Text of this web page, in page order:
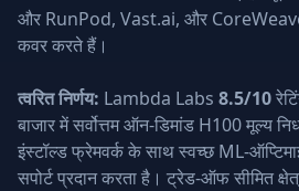
और RunPod, Vast.ai, और CoreWeave
कवर करते हैं।
त्वरित निर्णय: Lambda Labs 8.5/10
बाजार में सर्वोत्तम ऑन-डिमांड H100 मूल्य
इंस्टॉल्ड फ्रेमवर्क के साथ स्वच्छ ML-
सपोर्ट प्रदान करता है। ट्रेड-ऑफ सीमित